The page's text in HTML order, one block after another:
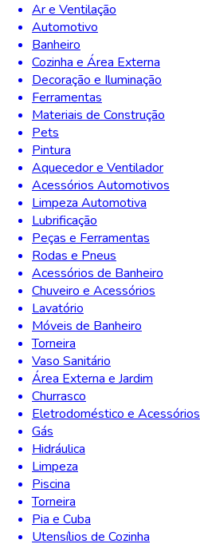
Ar e Ventilação
Automotivo
Banheiro
Cozinha e Área Externa
Decoração e Iluminação
Ferramentas
Materiais de Construção
Pets
Pintura
Aquecedor e Ventilador
Acessórios Automotivos
Limpeza Automotiva
Lubrificação
Peças e Ferramentas
Rodas e Pneus
Acessórios de Banheiro
Chuveiro e Acessórios
Lavatório
Móveis de Banheiro
Torneira
Vaso Sanitário
Área Externa e Jardim
Churrasco
Eletrodoméstico e Acessórios
Gás
Hidráulica
Limpeza
Piscina
Torneira
Pia e Cuba
Utensílios de Cozinha